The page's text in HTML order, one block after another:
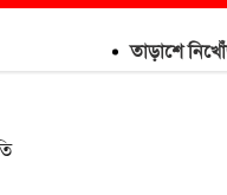
তাড়াশে নিখোঁজ